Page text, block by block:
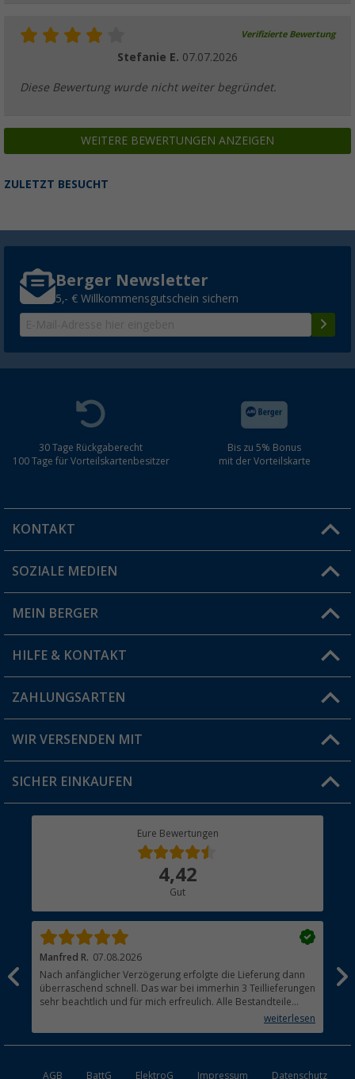
Verifizierte Bewertung
Stefanie E. 07.07.2026
Diese Bewertung wurde nicht weiter begründet.
WEITERE BEWERTUNGEN ANZEIGEN
ZULETZT BESUCHT
Berger Newsletter
5,- € Willkommensgutschein sichern
30 Tage Rückgaberecht
100 Tage für Vorteilskartenbesitzer
Bis zu 5% Bonus
mit der Vorteilskarte
KONTAKT
Du hast eine Frage?
Filiale finden
SOZIALE MEDIEN
MEIN BERGER
Vorteilskarte
Blog
Jobs & Karriere
HILFE & KONTAKT
FAQ & Kontakt
Versandinformationen
Rücksendung
ZAHLUNGSARTEN
WIR VERSENDEN MIT
SICHER EINKAUFEN
Eure Bewertungen
4,42
Gut
Manfred R. 07.08.2026
Nach anfänglicher Verzögerung erfolgte die Lieferung dann
überraschend schnell. Das war bei immerhin 3 Teillieferungen
sehr beachtlich und für mich erfreulich. Alle Bestandteile
waren gut verpackt und in Ordnung. Das Gerät (Gasgrill)weiterlesen
AGB BattG ElektroG Impressum Datenschutz